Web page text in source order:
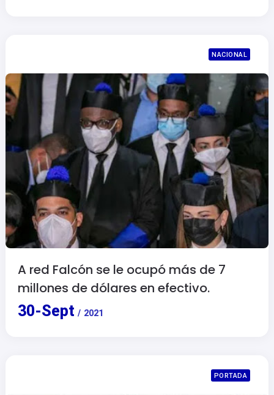
NACIONAL
A red Falcón se le ocupó más de 7
millones de dólares en efectivo.
30-Sept / 2021
PORTADA